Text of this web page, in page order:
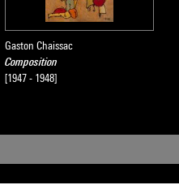
Gaston Chaissac
Composition
[1947 - 1948]